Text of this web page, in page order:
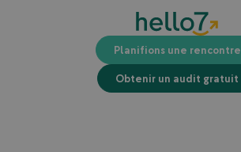
Planifions une rencontre
Obtenir un audit gratuit